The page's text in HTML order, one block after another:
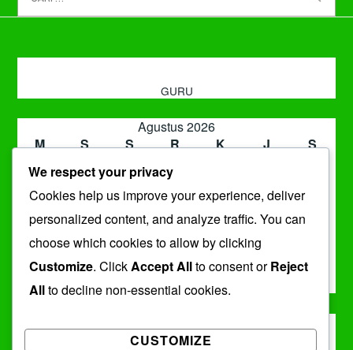
tentang:
GURU
Agustus 2026
M
S S R K J
S
2
3 4 5
9
10 11 12 13 14
15
16
17 18 19 20 21
30
31
« Jul
We respect your privacy
Cookies help us improve your experience, deliver
personalized content, and analyze traffic. You can
choose which cookies to allow by clicking
Customize. ClickAccept Allto consent orReject
Allto decline non-essential cookies.
CUSTOMIZE